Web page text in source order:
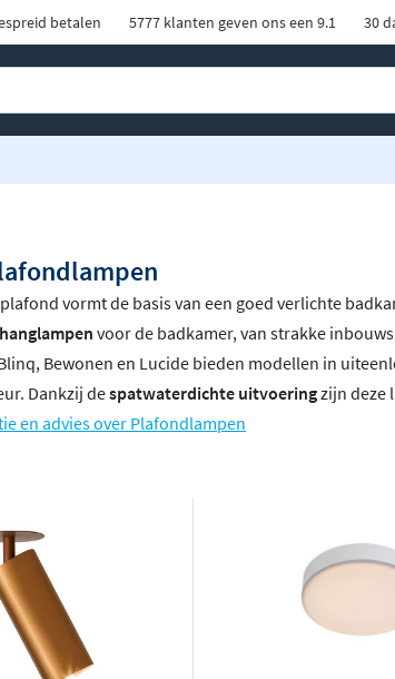
betalen 5777 klanten geven ons een 9.1 30
vormt de basis van een goed verlichte
voor de badkamer, van strakke
Bewonen en Lucide bieden modellen in
Dankzij despatwaterdichte uitvoeringzijn deze
en advies over Plafondlampen